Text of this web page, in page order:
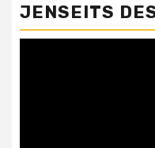
JENSEITS